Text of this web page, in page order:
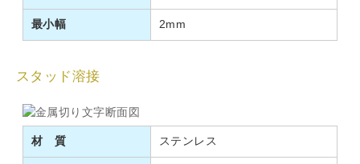
最小幅 2mm
スタッド溶接
材 質 ステンレス